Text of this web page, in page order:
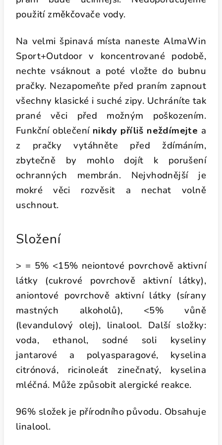
použití změkčovače vody.
Na velmi špinavá místa naneste AlmaWin
Sport+Outdoor v koncentrované podobě,
nechte vsáknout a poté vložte do bubnu
pračky. Nezapomeňte před praním zapnout
všechny klasické i suché zipy. Uchráníte tak
prané věci před možným poškozením.
Funkční oblečení nikdy příliš neždímejte a
z pračky vytáhněte před ždímáním,
zbytečně by mohlo dojít k porušení
ochranných membrán. Nejvhodnější je
mokré věci rozvěsit a nechat volně
uschnout.
Složení
> = 5% <15% neiontové povrchově aktivní
látky (cukrové povrchově aktivní látky),
aniontové povrchově aktivní látky (sírany
mastných alkoholů), <5% vůně
(levandulový olej), linalool. Další složky:
voda, ethanol, sodné soli kyseliny
jantarové a polyasparagové, kyselina
citrónová, ricinoleát zinečnatý, kyselina
mléčná. Může způsobit alergické reakce.
96% složek je přírodního původu. Obsahuje
linalool.